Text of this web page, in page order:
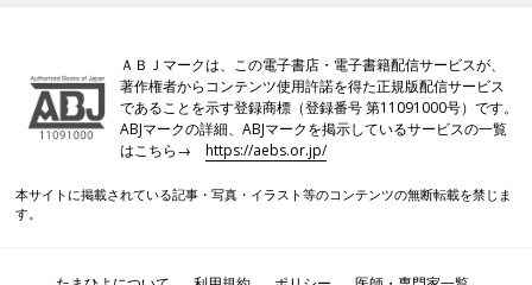
ＡＢＪマークは、この電子書店・電子書籍配信サービスが、
著作権者からコンテンツ使用許諾を得た正規版配信サービス
であることを示す登録商標（登録番号 第11091000号）です。
ABJマークの詳細、ABJマークを掲示しているサービスの一覧
はこちら→https://aebs.or.jp/
本サイトに掲載されている記事・写真・イラスト等のコンテンツの無断転載を禁じま
す。